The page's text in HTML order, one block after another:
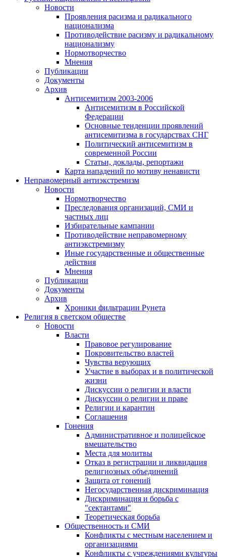
Новости
Проявления расизма и радикального
национализма
Противодействие расизму и радикальному
национализму
Нормотворчество
Мнения
Публикации
Документы
Архив
Антисемитизм 2003-2006
Антисемитизм в Российской
Федерации
Основные тенденции проявлений
антисемитизма в государствах СНГ
Политический антисемитизм в
современной России
Статьи, доклады, репортажи
Карта нападений по мотиву ненависти
Неправомерный антиэкстремизм
Новости
Нормотворчество
Преследования организаций, СМИ и
частных лиц
Избирательные кампании
Противодействие неправомерному
антиэкстремизму
Иные государственные и общественные
действия
Мнения
Публикации
Документы
Архив
Хроники фильтрации Рунета
Религия в светском обществе
Новости
Власти
Правовое регулирование
Покровительство властей
Чувства верующих
Участие в выборах и в политической
жизни
Дискуссии о религии и власти
Дискуссии о религии и праве
Религии и карантин
Соглашения
Гонения
Административное и полицейское
вмешательство
Места для молитвы
Отказ в регистрации и ликвидация
религиозных объединений
Защита от гонений
Негосударственная дискриминация
Дискриминация и борьба с
"сектантами"
Теоретическая борьба
Общественность и СМИ
Конфликты с местным населением и
организациями
Конфликты с учреждениями культуры